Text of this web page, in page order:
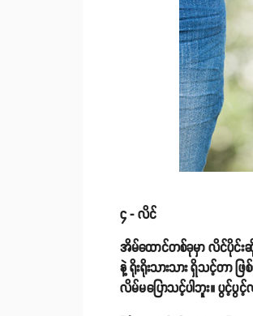
၄ - လိင်
အိမ်ထောင်တစ်ခုမှာ လိင်ပိုင်း
နဲ့ ရိုးရိုးသားသား ရှိသင့်တာ
လိမ်မပြောသင့်ပါဘူး။ ပွင့်ပွ